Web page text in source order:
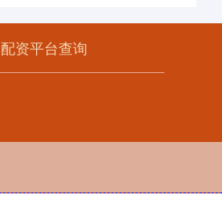
配资平台查询